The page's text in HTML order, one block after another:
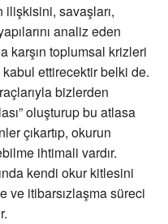
savaşları,
analiz eden
karşın toplumsal krizleri
ettirecektir belki de.
bizlerden
oluşturup bu atlasa
çıkartıp, okurun
ihtimali vardır.
kendi okur kitlesini
ve itibarsızlaşma süreci